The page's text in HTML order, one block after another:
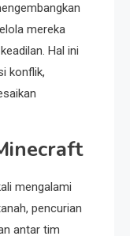
mereka
Hal ini
konflik,
mengalami
pencurian
antar tim